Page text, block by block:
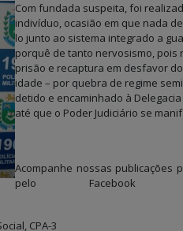
Com fundada suspeita, foi
indivíduo, ocasião em que nada
lo junto ao sistema integrado a
porquê de tanto nervosismo, pois
prisão e recaptura em desfavor
idade – por quebra de regime
detido e encaminhado à
até que o Poder Judiciário se
Acompanhe nossas publicações
pelo Facebook
CPA-3